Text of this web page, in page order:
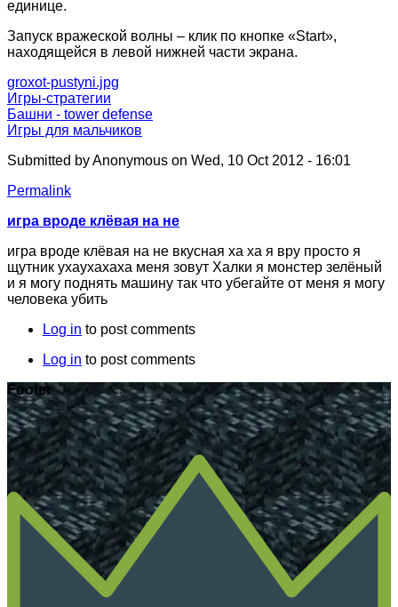
единице.
Запуск вражеской волны – клик по кнопке «Start»,
находящейся в левой нижней части экрана.
groxot-pustyni.jpg
Игры-стратегии
Башни - tower defense
Игры для мальчиков
Submitted byAnonymous on Wed, 10 Oct 2012 - 16:01
Permalink
игра вроде клёвая на не
игра вроде клёвая на не вкусная ха ха я вру просто я
щутник ухаухахаха меня зовут Халки я монстер зелёный
и я могу поднять машину так что убегайте от меня я могу
человека убить
Log in to post comments
Log in to post comments
Footer